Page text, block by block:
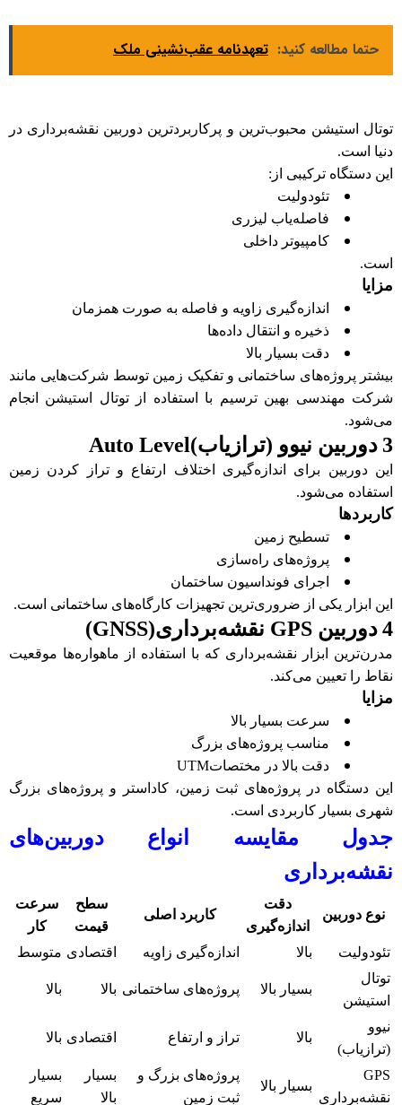
حتما مطالعه کنید: تعهدنامه عقب‌نشینی ملک
توتال استیشن محبوب‌ترین و پرکاربردترین دوربین نقشه‌برداری در
دنیا است.
این دستگاه ترکیبی از :
تئودولیت
فاصله‌یاب لیزری
کامپیوتر داخلی
است.
مزایا
اندازه‌گیری زاویه و فاصله به صورت همزمان
ذخیره و انتقال داده‌ها
دقت بسیار بالا
بیشتر پروژه‌های ساختمانی و تفکیک زمین توسط شرکت‌هایی مانند
شرکت مهندسی بهین ترسیم با استفاده از توتال استیشن انجام
می‌شود.
3️ دوربین نیوو (ترازیاب)Auto Level
این دوربین برای اندازه‌گیری اختلاف ارتفاع و تراز کردن زمین
استفاده می‌شود.
کاربردها
تسطیح زمین
پروژه‌های راه‌سازی
اجرای فونداسیون ساختمان
این ابزار یکی از ضروری‌ترین تجهیزات کارگاه‌های ساختمانی است.
4️دوربین GPS نقشه‌برداری(GNSS)
مدرن‌ترین ابزار نقشه‌برداری که با استفاده از ماهواره‌ها موقعیت
نقاط را تعیین می‌کند.
مزایا
سرعت بسیار بالا
مناسب پروژه‌های بزرگ
دقت بالا در مختصاتUTM
این دستگاه در پروژه‌های ثبت زمین، کاداستر و پروژه‌های بزرگ
شهری بسیار کاربردی است.
جدول مقایسه انواع دوربین‌های
نقشه‌برداری
نوع دوربین
دقت
اندازه‌گیری
کاربرد اصلی
سطح
قیمت
سرعت
کار
تئودولیت
بالا اندازه‌گیری زاویه اقتصادی متوسط
توتال
استیشن
بسیار بالا پروژه‌های ساختمانی بالا بالا
نیوو
(ترازیاب)
بالا تراز و ارتفاع اقتصادی بالا
GPS
نقشه‌برداری
بسیار بالا
پروژه‌های بزرگ و
ثبت زمین
بسیار
بالا
بسیار
سریع